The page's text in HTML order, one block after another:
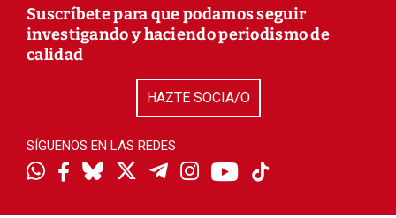
Suscríbete para que podamos seguir
investigando y haciendo periodismo de
calidad
HAZTE SOCIA/O
SÍGUENOS EN LAS REDES